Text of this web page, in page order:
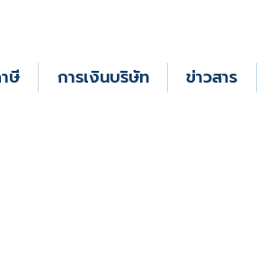
ษี การเงินบริษัท ข่าวสาร